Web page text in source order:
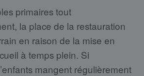
primaires tout
la place de la restauration
en raison de la mise en
à temps plein. Si
mangent régulièrement